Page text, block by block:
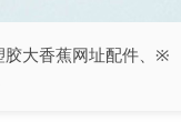
胶大香蕉网址配件